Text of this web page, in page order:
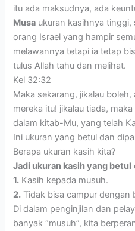
itu ada maksudnya, ada
Musa ukuran kasihnya
orang Israel yang hampir
melawannya tetapi ia tetap
tulus Allah tahu dan melihat.
Kel 32:32
Maka sekarang, jikalau
mereka itu! jikalau tiada,
dalam kitab-Mu, yang telah
Ini ukuran yang betul dan
Berapa ukuran kasih kita?
Jadi ukuran kasih yang betul
1. Kasih kepada musuh.
2. Tidak bisa campur dengan
Di dalam penginjilan dan
banyak “musuh”, kita